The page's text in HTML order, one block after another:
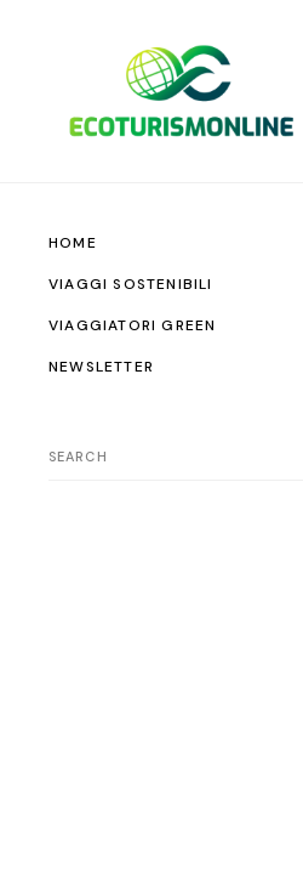
HOME
VIAGGI SOSTENIBILI
VIAGGIATORI GREEN
NEWSLETTER